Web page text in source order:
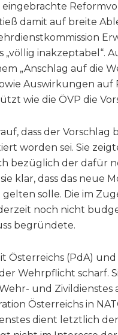
eingebrachte
damit auf breite
„völlig inakzeptabel“.
„Anschlag auf die
Auswirkungen
wie die ÖVP die
dass der
worden sei. Sie
bezüglich der dafür
klar, dass das neue
solle. Die im
noch nicht
begründete.
Österreichs (PdA)
Wehrpflicht scharf.
und Zivildienstes
Österreichs in
dient letztlich